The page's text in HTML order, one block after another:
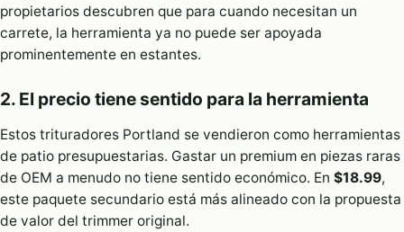
propietarios descubren que para cuando necesitan un
carrete, la herramienta ya no puede ser apoyada
prominentemente en estantes.
2. El precio tiene sentido para la herramienta
Estos trituradores Portland se vendieron como herramientas
de patio presupuestarias. Gastar un premium en piezas raras
de OEM a menudo no tiene sentido económico. En $18.99,
este paquete secundario está más alineado con la propuesta
de valor del trimmer original.